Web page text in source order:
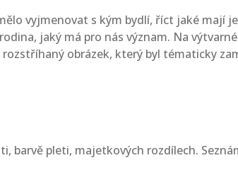
vyjmenovat s kým bydlí, říct jaké mají
jaký má pro nás význam. Na
obrázek, který byl tématicky
barvě pleti, majetkových rozdílech.